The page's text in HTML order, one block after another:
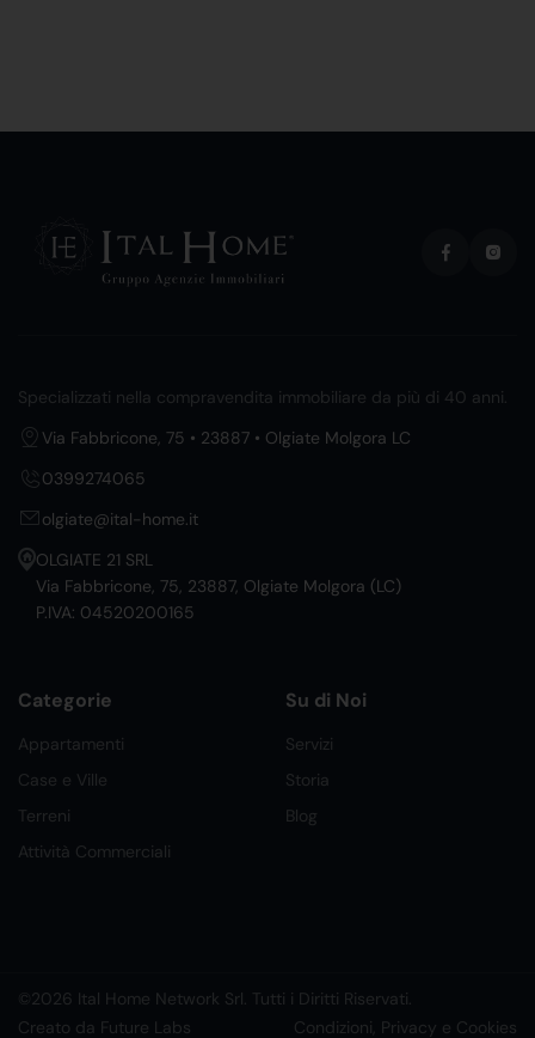
Specializzati nella compravendita immobiliare da più di 40 anni.
Via Fabbricone, 75 • 23887 • Olgiate Molgora LC
0399274065
olgiate@ital-home.it
OLGIATE 21 SRL
Via Fabbricone, 75, 23887, Olgiate Molgora (LC)
P.IVA: 04520200165
Categorie
Appartamenti
Case e Ville
Terreni
Attività Commerciali
Su di Noi
Servizi
Storia
Blog
©2026 Ital Home Network Srl. Tutti i Diritti Riservati.
Creato da Future Labs
Condizioni, Privacy e Cookies